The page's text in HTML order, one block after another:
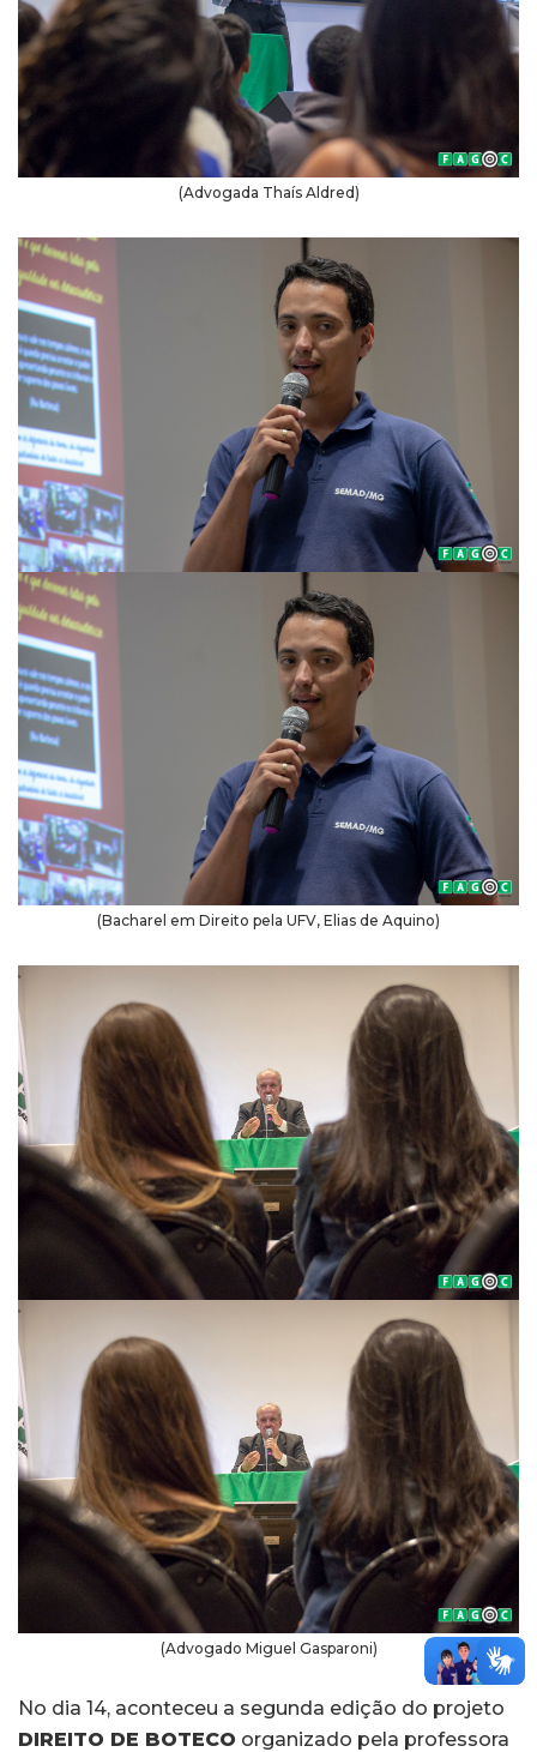
(Advogada Thaís Aldred)
(Bacharel em Direito pela UFV, Elias de Aquino)
(Advogado Miguel Gasparoni)
No dia 14, aconteceu a segunda edição do projeto
DIREITO DE BOTECO organizado pela professora